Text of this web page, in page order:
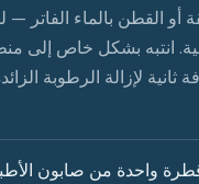
أو القطن بالماء الفاتر
انتبه بشكل خاص إلى
لإزالة الرطوبة
واحدة من صابون